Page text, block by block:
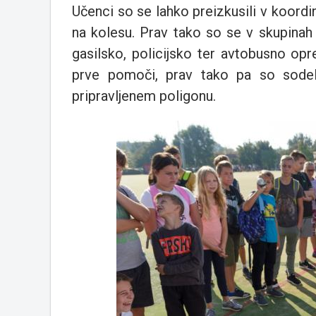
Učenci so se lahko preizkusili v
na kolesu. Prav tako so se v
gasilsko, policijsko ter avtobusno
prve pomoči, prav tako pa so
pripravljenem poligonu.